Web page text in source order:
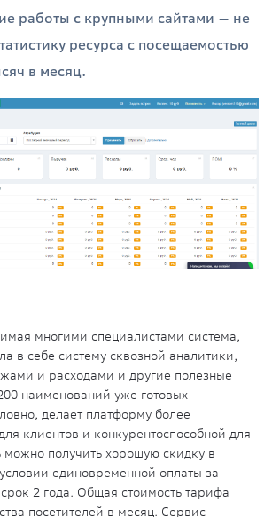
работы с крупными сайтами — не
ресурса с посещаемостью
в месяц.
многими специалистами система,
в себе систему сквозной аналитики,
и расходами и другие полезные
наименований уже готовых
делает платформу более
клиентов и конкурентоспособной для
можно получить хорошую скидку в
единовременной оплаты за
2 года. Общая стоимость тарифа
посетителей в месяц. Сервис